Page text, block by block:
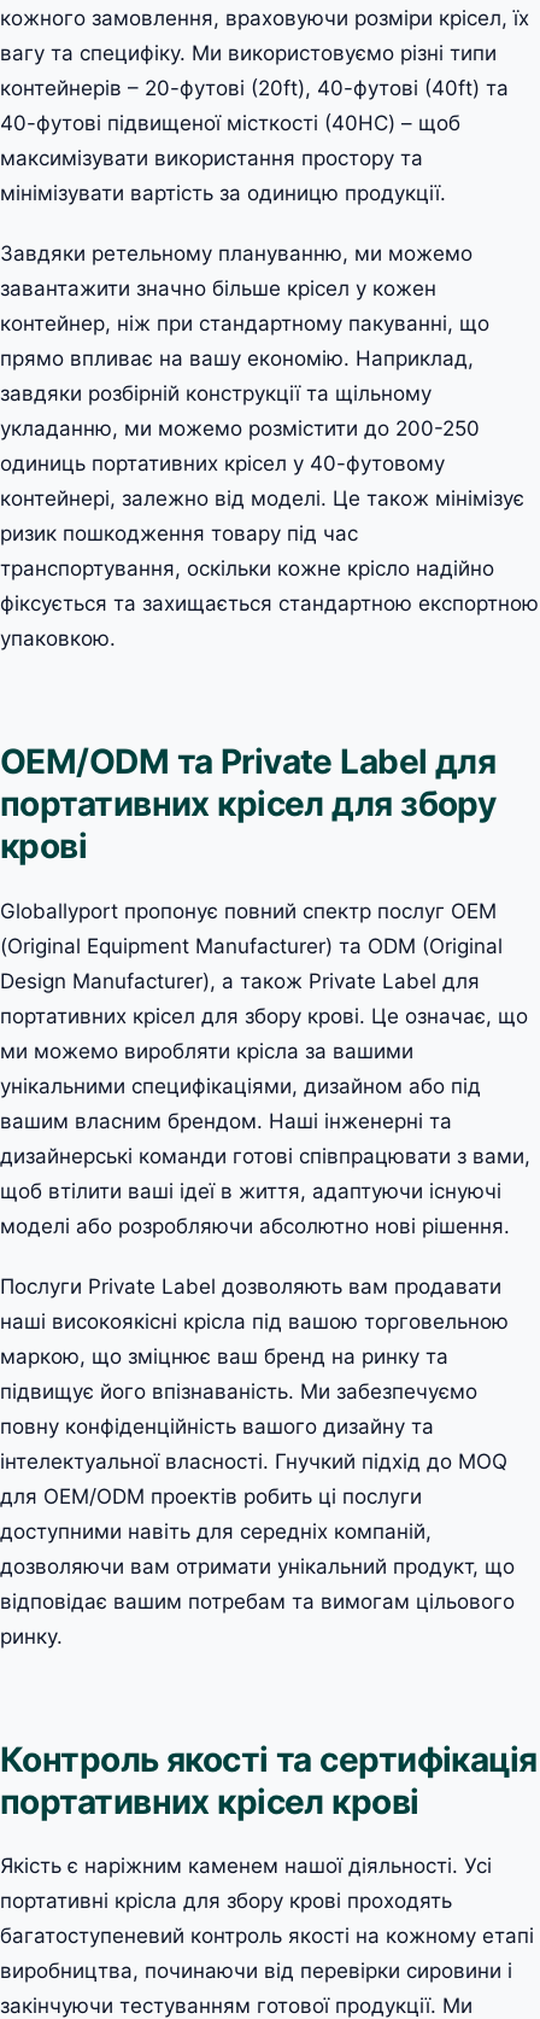
кожного замовлення, враховуючи розміри крісел, їх
вагу та специфіку. Ми використовуємо різні типи
контейнерів – 20-футові (20ft), 40-футові (40ft) та
40-футові підвищеної місткості (40HC) – щоб
максимізувати використання простору та
мінімізувати вартість за одиницю продукції.
Завдяки ретельному плануванню, ми можемо
завантажити значно більше крісел у кожен
контейнер, ніж при стандартному пакуванні, що
прямо впливає на вашу економію. Наприклад,
завдяки розбірній конструкції та щільному
укладанню, ми можемо розмістити до 200-250
одиниць портативних крісел у 40-футовому
контейнері, залежно від моделі. Це також мінімізує
ризик пошкодження товару під час
транспортування, оскільки кожне крісло надійно
фіксується та захищається стандартною експортною
упаковкою.
OEM/ODM та Private Label для
портативних крісел для збору
крові
Globallyport пропонує повний спектр послуг OEM
(Original Equipment Manufacturer) та ODM (Original
Design Manufacturer), а також Private Label для
портативних крісел для збору крові. Це означає, що
ми можемо виробляти крісла за вашими
унікальними специфікаціями, дизайном або під
вашим власним брендом. Наші інженерні та
дизайнерські команди готові співпрацювати з вами,
щоб втілити ваші ідеї в життя, адаптуючи існуючі
моделі або розробляючи абсолютно нові рішення.
Послуги Private Label дозволяють вам продавати
наші високоякісні крісла під вашою торговельною
маркою, що зміцнює ваш бренд на ринку та
підвищує його впізнаваність. Ми забезпечуємо
повну конфіденційність вашого дизайну та
інтелектуальної власності. Гнучкий підхід до MOQ
для OEM/ODM проектів робить ці послуги
доступними навіть для середніх компаній,
дозволяючи вам отримати унікальний продукт, що
відповідає вашим потребам та вимогам цільового
ринку.
Контроль якості та сертифікація
портативних крісел крові
Якість є наріжним каменем нашої діяльності. Усі
портативні крісла для збору крові проходять
багатоступеневий контроль якості на кожному етапі
виробництва, починаючи від перевірки сировини і
закінчуючи тестуванням готової продукції. Ми